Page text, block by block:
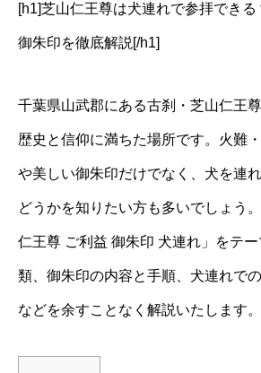
[h1]芝山仁王尊は犬連れで参拝でき
御朱印を徹底解説[/h1]
千葉県山武郡にある古刹・芝山仁王
歴史と信仰に満ちた場所です。火難
や美しい御朱印だけでなく、犬を連
どうかを知りたい方も多いでしょう
仁王尊 ご利益 御朱印 犬連れ」をテ
類、御朱印の内容と手順、犬連れで
などを余すことなく解説いたします。